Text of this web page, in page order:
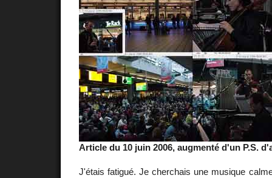
Article du 10 juin 2006, augmenté d'un P.S.
J'étais fatigué. Je cherchais une musique